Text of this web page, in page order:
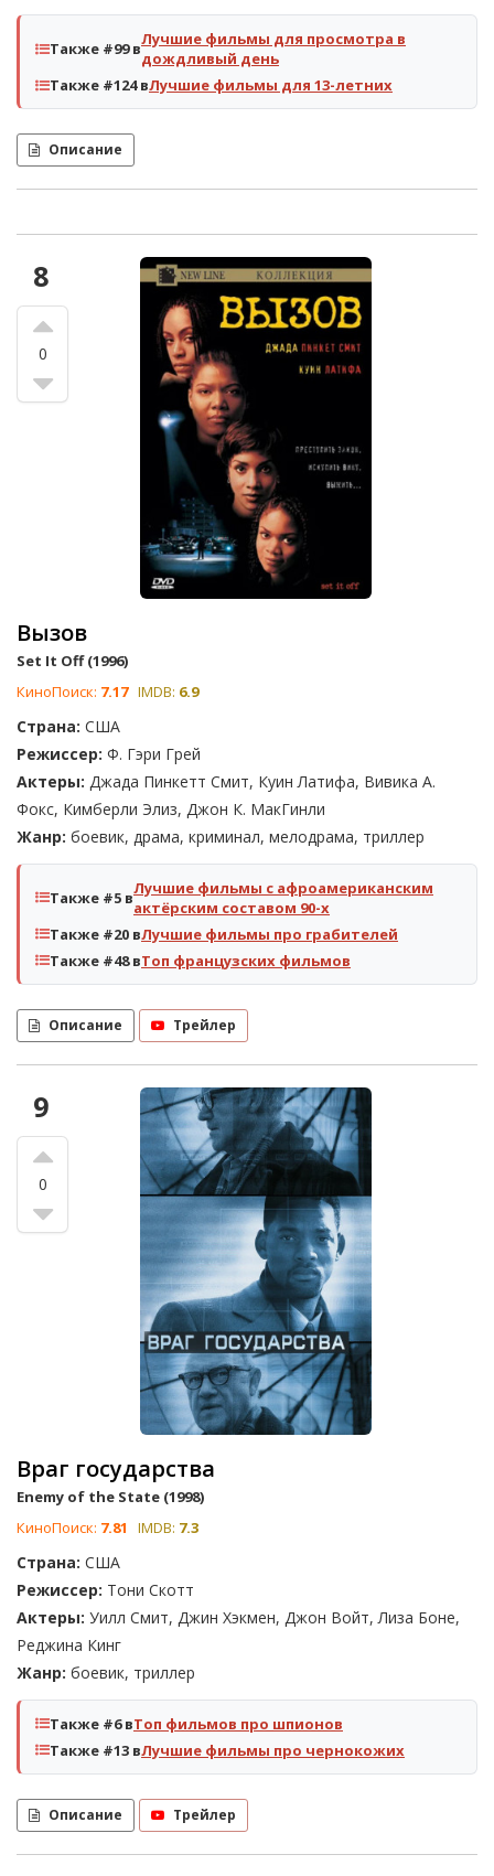
Также #99 вЛучшие фильмы для просмотра в
дождливый день
Также #124 вЛучшие фильмы для 13-летних
Описание
8
0
Вызов
Set It Off (1996)
КиноПоиск: 7.17 IMDB: 6.9
Страна: США
Режиссер: Ф. Гэри Грей
Актеры: Джада Пинкетт Смит, Куин Латифа, Вивика А.
Фокс, Кимберли Элиз, Джон К. МакГинли
Жанр: боевик, драма, криминал, мелодрама, триллер
Также #5 вЛучшие фильмы с афроамериканским
актёрским составом 90-х
Также #20 вЛучшие фильмы про грабителей
Также #48 вТоп французских фильмов
Описание Трейлер
9
0
Враг государства
Enemy of the State (1998)
КиноПоиск: 7.81 IMDB: 7.3
Страна: США
Режиссер: Тони Скотт
Актеры: Уилл Смит, Джин Хэкмен, Джон Войт, Лиза Боне,
Реджина Кинг
Жанр: боевик, триллер
Также #6 вТоп фильмов про шпионов
Также #13 вЛучшие фильмы про чернокожих
Описание Трейлер